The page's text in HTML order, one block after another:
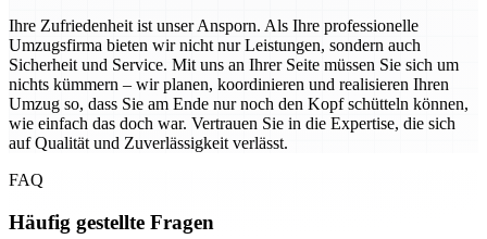
Ihre Zufriedenheit ist unser Ansporn. Als Ihre professionelle
Umzugsfirma bieten wir nicht nur Leistungen, sondern auch
Sicherheit und Service. Mit uns an Ihrer Seite müssen Sie sich um
nichts kümmern – wir planen, koordinieren und realisieren Ihren
Umzug so, dass Sie am Ende nur noch den Kopf schütteln können,
wie einfach das doch war. Vertrauen Sie in die Expertise, die sich
auf Qualität und Zuverlässigkeit verlässt.
FAQ
Häufig gestellte Fragen